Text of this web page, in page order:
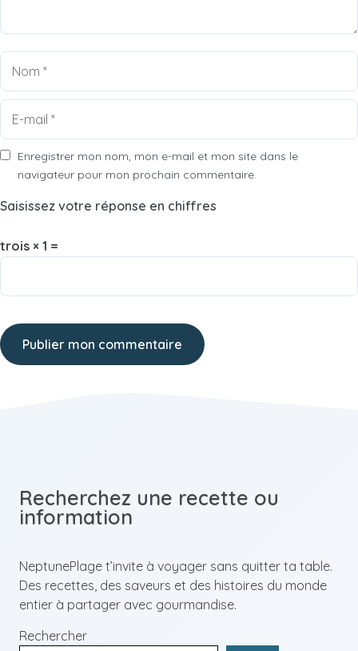
Enregistrer mon nom, mon e-mail et mon site dans le
navigateur pour mon prochain commentaire.
Saisissez votre réponse en chiffres
trois × 1 =
Recherchez une recette ou
information
NeptunePlage t’invite à voyager sans quitter ta table.
Des recettes, des saveurs et des histoires du monde
entier à partager avec gourmandise.
Rechercher